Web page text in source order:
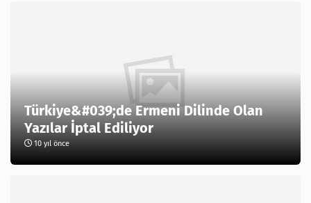
Türkiye&#039;de Ermeni Dilinde Olan
Yazılar İptal Ediliyor
10 yıl önce